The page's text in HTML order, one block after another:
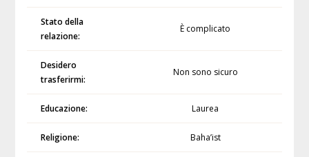
Stato della
relazione:
È complicato
Desidero
trasferirmi:
Non sono sicuro
Educazione: Laurea
Religione: Baha’ist